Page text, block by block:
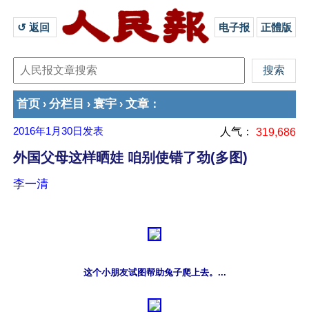
↺ 返回 电子报 正體版
首页 › 分栏目 › 寰宇 › 文章 ：
2016年1月30日 发表 人气： 319,686
外国父母这样晒娃 咱别使错了劲(多图)
李一清
这个小朋友试图帮助兔子爬上去。...